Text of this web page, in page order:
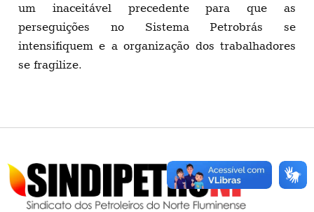
um inaceitável precedente para que as
perseguições no Sistema Petrobrás se
intensifiquem e a organização dos trabalhadores
se fragilize.